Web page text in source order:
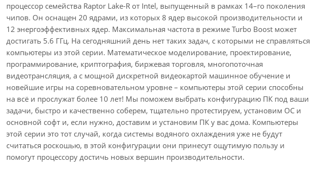
процессор семейства Raptor Lake-R от Intel, выпущенный в рамках 14–го поколения
чипов. Он оснащен 20 ядрами, из которых 8 ядер высокой производительности и
12 энергоэффективных ядер. Максимальная частота в режиме Turbo Boost может
достигать 5.6 ГГц. На сегодняшний день нет таких задач, с которыми не справляться
компьютеры из этой серии. Математическое моделирование, проектирование,
программирование, криптография, биржевая торговля, многопоточная
видеотрансляция, а с мощной дискретной видеокартой машинное обучение и
новейшие игры на соревновательном уровне – компьютеры этой серии способны
на всё и прослужат более 10 лет! Мы поможем выбрать конфигурацию ПК под ваши
задачи, быстро и качественно соберем, тщательно протестируем, установим ОС и
основной софт и, если нужно, доставим и установим ПК у вас дома. Компьютеры
этой серии это тот случай, когда системы водяного охлаждения уже не будут
считаться роскошью, в этой конфигурации они принесут ощутимую пользу и
помогут процессору достичь новых вершин производительности.